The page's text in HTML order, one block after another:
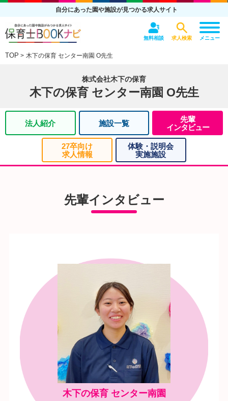
自分にあった園や施設が見つかる求人サイト
無料相談 求人検索 メニュー
TOP 木下の保育 センター南園 O先生
株式会社木下の保育
木下の保育 センター南園 O先生
法人紹介 施設一覧
先輩
インタビュー
27卒向け
求人情報
体験・説明会
実施施設
先輩インタビュー
木下の保育 センター南園